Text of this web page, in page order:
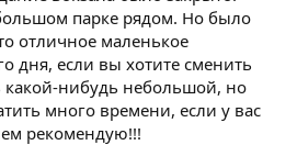
парке рядом. Но было
отличное маленькое
дня, если вы хотите сменить
какой-нибудь небольшой, но
много времени, если у вас
рекомендую!!!